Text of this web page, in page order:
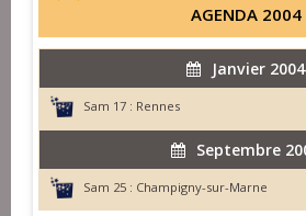
AGENDA 2004
Janvier 2004
Sam 17 : Rennes
Septembre
Sam 25 : Champigny-sur-Marne